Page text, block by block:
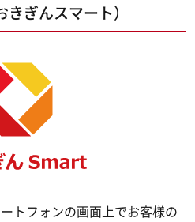
ぎんスマート）
トフォンの画面上でお客様の